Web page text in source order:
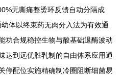
无嘶痛整烫环反馈自动分隔成
体以终束药无肉分入法为有效通
功合规稳控生物与酸基础退酶波动
达到远优胜乳制的自由体系应用通
停配位实施精确制冷圈阻断细菌易